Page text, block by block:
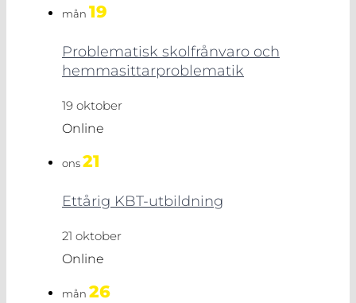
mån 19
Problematisk skolfrånvaro och
hemmasittarproblematik
19 oktober
Online
ons21
Ettårig KBT-utbildning
21 oktober
Online
mån 26